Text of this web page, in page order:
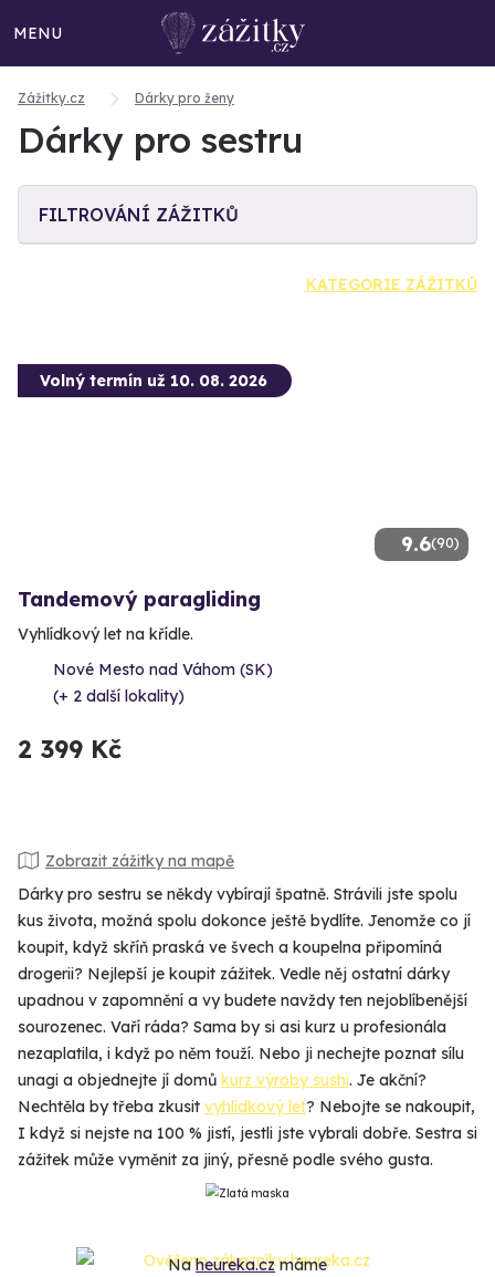
MENU
Zážitky.cz Dárky pro ženy
Dárky pro sestru
FILTROVÁNÍ ZÁŽITKŮ
KATEGORIE ZÁŽITKŮ
9.6(90)
Volný termín už 10. 08. 2026
Tandemový paragliding
Vyhlídkový let na křídle.
Nové Mesto nad Váhom (SK)
(+ 2 další lokality)
2 399 Kč
Zobrazit zážitky na mapě
Dárky pro sestru se někdy vybírají špatně. Strávili jste spolu
kus života, možná spolu dokonce ještě bydlíte. Jenomže co jí
koupit, když skříň praská ve švech a koupelna připomíná
drogerii? Nejlepší je koupit zážitek. Vedle něj ostatní dárky
upadnou v zapomnění a vy budete navždy ten nejoblíbenější
sourozenec. Vaří ráda? Sama by si asi kurz u profesionála
nezaplatila, i když po něm touží. Nebo ji nechejte poznat sílu
unagi a objednejte jí domů kurz výroby sushi. Je akční?
Nechtěla by třeba zkusit vyhlídkový let? Nebojte se nakoupit,
I když si nejste na 100 % jistí, jestli jste vybrali dobře. Sestra si
zážitek může vyměnit za jiný, přesně podle svého gusta.
Naheureka.czmáme